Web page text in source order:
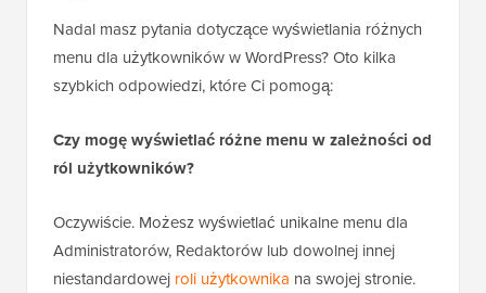
Nadal masz pytania dotyczące wyświetlania różnych
menu dla użytkowników w WordPress? Oto kilka
szybkich odpowiedzi, które Ci pomogą:
Czy mogę wyświetlać różne menu w zależności od
ról użytkowników?
Oczywiście. Możesz wyświetlać unikalne menu dla
Administratorów, Redaktorów lub dowolnej innej
niestandardowej roli użytkownika na swojej stronie.